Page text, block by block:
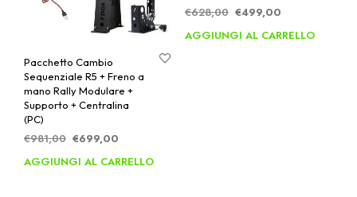
Pacchetto Cambio
Sequenziale R5 + Freno a
mano Rally Modulare +
Supporto + Centralina
(PC)
€981,00 Il
originale
€699,00
attuale
AGGIUNGI AL CARRELLO
€628,00 Il
originale
€499,00Il
attuale
AGGIUNGI AL CARRELLO